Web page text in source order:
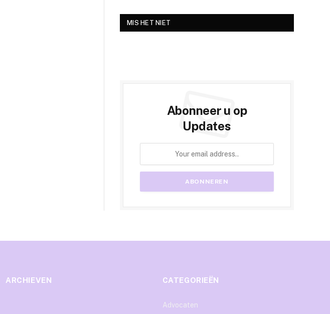
MIS HET NIET
Abonneer u op
Updates
ARCHIEVEN CATEGORIEËN
Advocaten